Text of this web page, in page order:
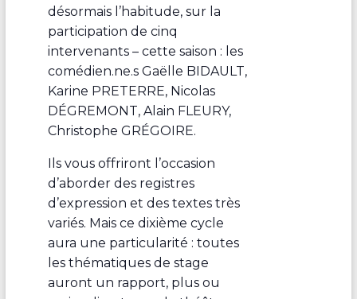
désormais l’habitude, sur la
participation de cinq
intervenants – cette saison : les
comédien.ne.s Gaëlle BIDAULT,
Karine PRETERRE, Nicolas
DÉGREMONT, Alain FLEURY,
Christophe GRÉGOIRE.
Ils vous offriront l’occasion
d’aborder des registres
d’expression et des textes très
variés. Mais ce dixième cycle
aura une particularité : toutes
les thématiques de stage
auront un rapport, plus ou